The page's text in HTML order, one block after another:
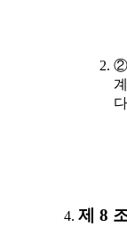
②
제 8